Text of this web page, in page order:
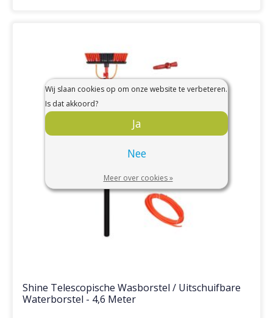
Shine Telescopische Wasborstel / Uitschuifbare
Waterborstel - 4,6 Meter
Wij slaan cookies op om onze website te verbeteren.
Is dat akkoord?
Ja
Nee
Meer over cookies »